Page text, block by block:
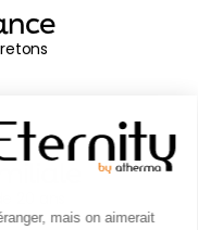
20 ans